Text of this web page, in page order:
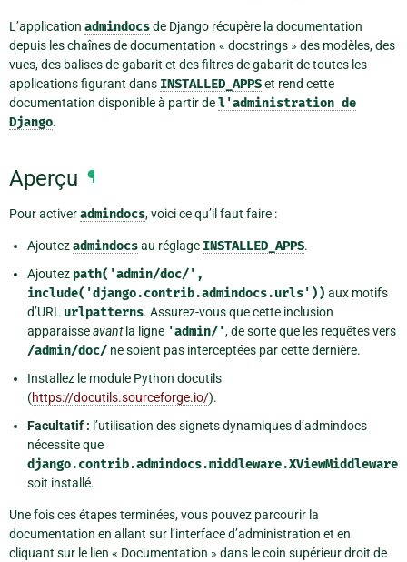
L’application admindocsde Django récupère la documentation
depuis les chaînes de documentation « docstrings » des modèles, des
vues, des balises de gabarit et des filtres de gabarit de toutes les
applications figurant dans INSTALLED_APPSet rend cette
documentation disponible à partir del'administration de
Django.
Aperçu ¶
Pour activeradmindocs, voici ce qu’il faut faire :
Ajoutezadmindocsau réglage INSTALLED_APPS.
Ajoutez path('admin/doc/',
include('django.contrib.admindocs.urls')) aux motifs
d’URL urlpatterns. Assurez-vous que cette inclusion
apparaisseavantla ligne 'admin/', de sorte que les requêtes vers
/admin/doc/ ne soient pas interceptées par cette dernière.
Installez le module Python docutils
(https://docutils.sourceforge.io/).
Facultatif : l’utilisation des signets dynamiques d’admindocs
nécessite que
django.contrib.admindocs.middleware.XViewMiddleware
soit installé.
Une fois ces étapes terminées, vous pouvez parcourir la
documentation en allant sur l’interface d’administration et en
cliquant sur le lien « Documentation » dans le coin supérieur droit de